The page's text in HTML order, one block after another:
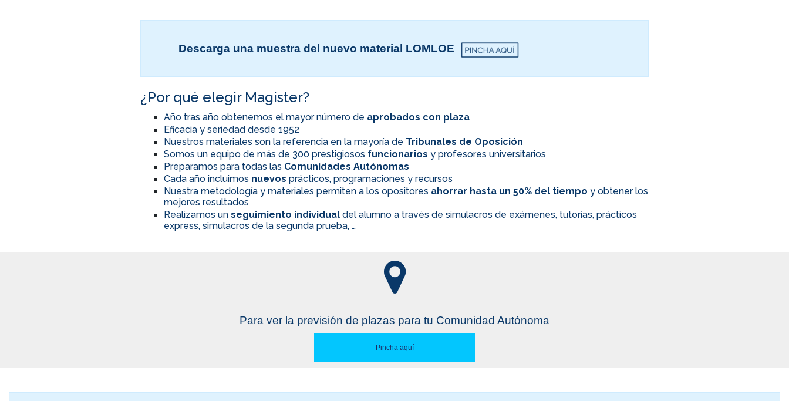
Descarga una muestra del nuevo material LOMLOE
¿Por qué elegir Magister?
Año tras año obtenemos el mayor número de aprobados con plaza
Eficacia y seriedad desde 1952
Nuestros materiales son la referencia en la mayoría de Tribunales de Oposición
Somos un equipo de más de 300 prestigiosos funcionarios y profesores universitarios
Preparamos para todas las Comunidades Autónomas
Cada año incluimos nuevos prácticos, programaciones y recursos
Nuestra metodología y materiales permiten a los opositores ahorrar hasta un 50% del tiempo y obtener los
mejores resultados
Realizamos un seguimiento individual del alumno a través de simulacros de exámenes, tutorías, prácticos
express, simulacros de la segunda prueba, …
Para ver la previsión de plazas para tu Comunidad Autónoma
Pincha aquí